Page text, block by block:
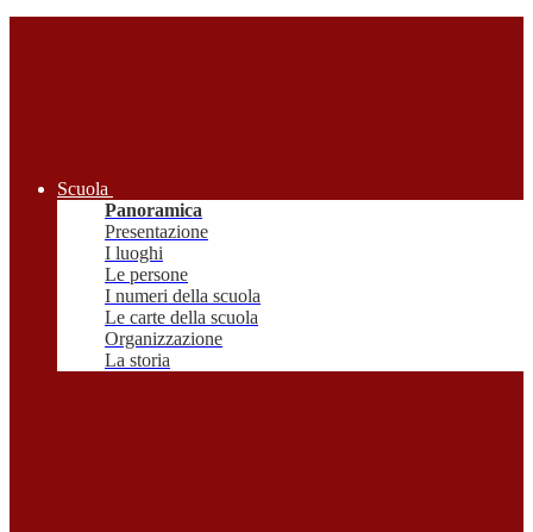
Scuola
Panoramica
Presentazione
I luoghi
Le persone
I numeri della scuola
Le carte della scuola
Organizzazione
La storia